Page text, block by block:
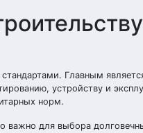
Главным
устройству и
норм.
важно для выбора